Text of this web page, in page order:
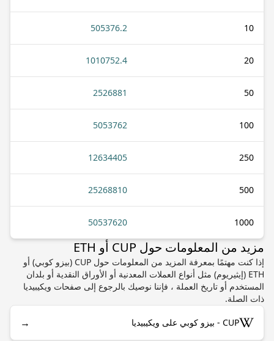
10
505376.2
20
1010752.4
50
2526881
100
5053762
250
12634405
500
25268810
1000
50537620
مزيد من المعلومات حول CUP أو ETH
إذا كنت مهتمًا بمعرفة المزيد من المعلومات حول CUP (بيزو كوبي) أو
ETH (إيثيريوم) مثل أنواع العملات المعدنية أو الأوراق النقدية أو بلدان
المستخدم أو تاريخ العملة ، فإننا نوصيك بالرجوع إلى صفحات ويكيبيديا
ذات الصلة.
CUP - بيزو كوبي على ويكيبيديا →